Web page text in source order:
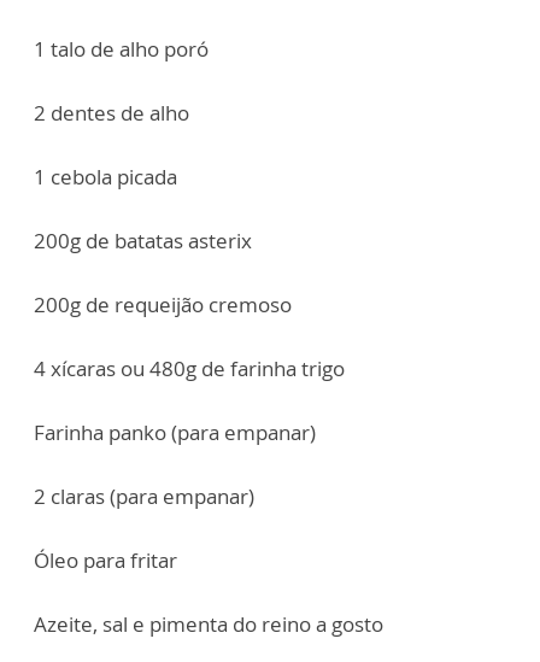
1 talo de alho poró
2 dentes de alho
1 cebola picada
200g de batatas asterix
200g de requeijão cremoso
4 xícaras ou 480g de farinha trigo
Farinha panko (para empanar)
2 claras (para empanar)
Óleo para fritar
Azeite, sal e pimenta do reino a gosto